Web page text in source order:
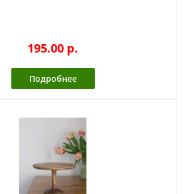
195.00 p.
Подробнее